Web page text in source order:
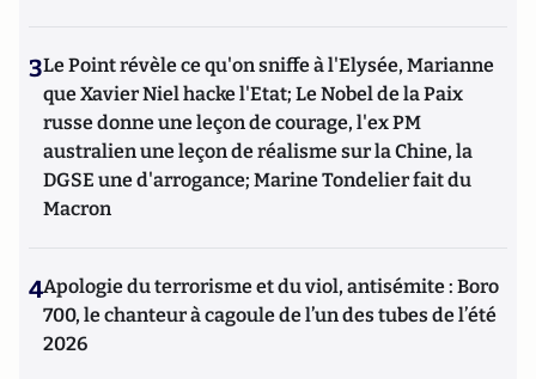
3Le Point révèle ce qu'on sniffe à l'Elysée, Marianne
que Xavier Niel hacke l'Etat; Le Nobel de la Paix
russe donne une leçon de courage, l'ex PM
australien une leçon de réalisme sur la Chine, la
DGSE une d'arrogance; Marine Tondelier fait du
Macron
4Apologie du terrorisme et du viol, antisémite : Boro
700, le chanteur à cagoule de l’un des tubes de l’été
2026